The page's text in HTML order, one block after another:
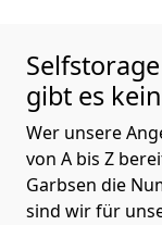
Selfstorage
gibt es
Wer unsere
von A bis Z
Garbsen die
sind wir für